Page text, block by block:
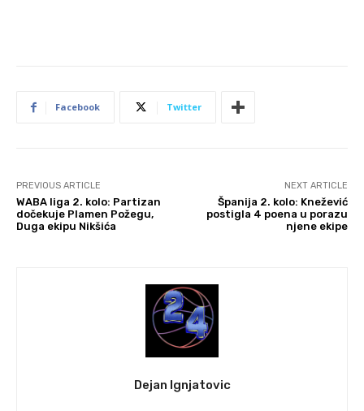
Facebook Twitter
PREVIOUS ARTICLE
WABA liga 2. kolo: Partizan
dočekuje Plamen Požegu,
Duga ekipu Nikšića
NEXT ARTICLE
Španija 2. kolo: Knežević
postigla 4 poena u porazu
njene ekipe
Dejan Ignjatovic